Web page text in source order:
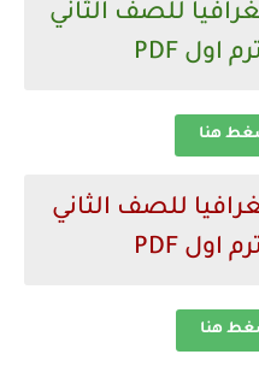
للصف الثاني
هنا
للصف الثاني
هنا